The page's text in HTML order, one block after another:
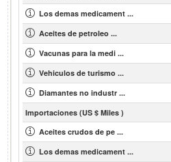
Los demas medicament ...
Aceites de petroleo ...
Vacunas para la medi ...
Vehiculos de turismo ...
Diamantes no industr ...
Importaciones (US $ Miles )
Aceites crudos de pe ...
Los demas medicament ...